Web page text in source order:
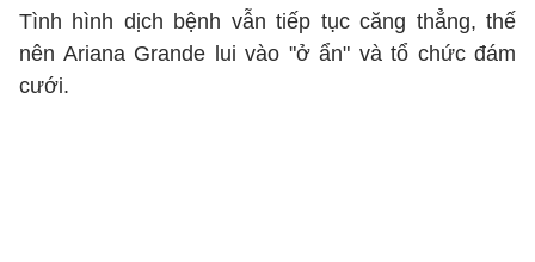
Tình hình dịch bệnh vẫn tiếp tục căng thẳng, thế
nên Ariana Grande lui vào "ở ẩn" và tổ chức đám
cưới.